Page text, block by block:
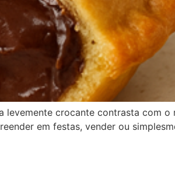
levemente crocante contrasta com o
em festas, vender ou